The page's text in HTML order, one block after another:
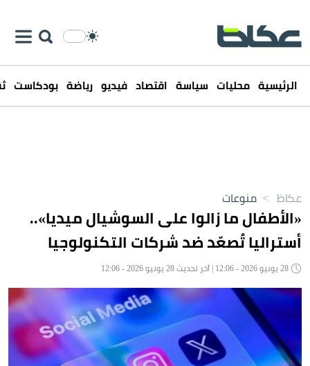
الرئيسية محليات سياسة اقتصاد فيديو رياضة بودكاست
عكاظ > منوعات
«الأطفال ما زالوا على السوشيال ميديا»..
أستراليا تُصعّد ضد شركات التكنولوجيا